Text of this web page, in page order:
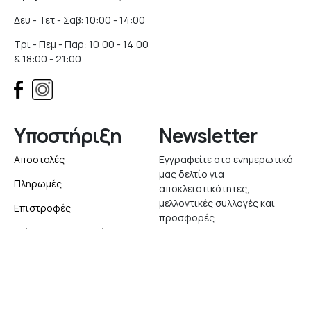
Δευ - Τετ - Σαβ: 10:00 - 14:00
Τρι - Πεμ - Παρ: 10:00 - 14:00
& 18:00 - 21:00
Υποστήριξη
Αποστολές
Πληρωμές
Επιστροφές
Δείτε την Παραγγελία σας
Newsletter
Εγγραφείτε στο ενημερωτικό
μας δελτίο για
αποκλειστικότητες,
μελλοντικές συλλογές και
προσφορές.